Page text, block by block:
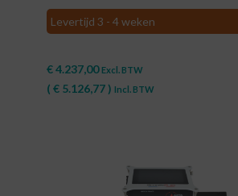
Levertijd 3 - 4 weken
€4.237,00 Excl. BTW
( € 5.126,77) Incl. BTW